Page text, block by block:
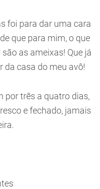
foi para dar uma cara
que para mim, o que
as ameixas! Que já
da casa do meu avô!
por três a quatro dias,
e fechado, jamais